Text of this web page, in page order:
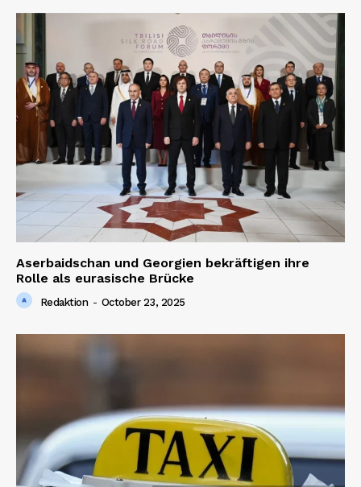
Aserbaidschan und Georgien bekräftigen ihre
Rolle als eurasische Brücke
Redaktion - October 23, 2025